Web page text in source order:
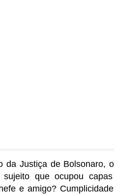
da Justiça de Bolsonaro,
que ocupou
e amigo?